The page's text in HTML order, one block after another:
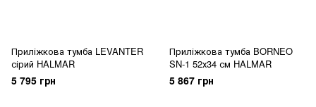
Приліжкова тумба LEVANTER
сірий HALMAR
5 795 грн
Приліжкова тумба BORNEO
SN-1 52х34 см HALMAR
5 867 грн